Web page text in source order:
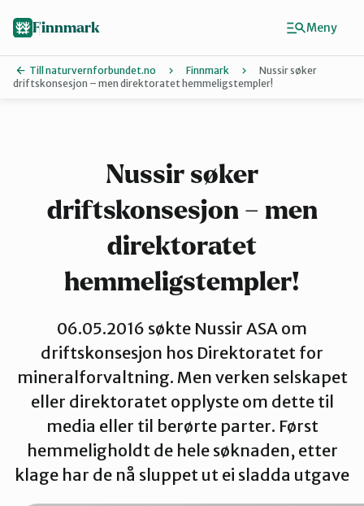
Porsangerfjorden
Sør-Varanger
Stilla og Vest-Finnmark
Tana og Varanger
Finnmark
Till naturvernforbundet.no Finnmark
Nussir søker
driftskonsesjon – men direktoratet hemmeligstempler!
Nussir søker
driftskonsesjon – men
direktoratet
hemmeligstempler!
06.05.2016 søkte Nussir ASA om
driftskonsesjon hos Direktoratet for
mineralforvaltning. Men verken selskapet
eller direktoratet opplyste om dette til
media eller til berørte parter. Først
hemmeligholdt de hele søknaden, etter
klage har de nå sluppet ut ei sladda utgave